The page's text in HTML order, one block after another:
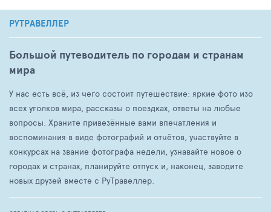
РУТРАВЕЛЛЕР
Большой путеводитель по городам и странам
мира
У нас есть всё, из чего состоит путешествие: яркие фото изо
всех уголков мира, рассказы о поездках, ответы на любые
вопросы. Храните привезённые вами впечатления и
воспоминания в виде фотографий и отчётов, участвуйте в
конкурсах на звание фотографа недели, узнавайте новое о
городах и странах, планируйте отпуск и, наконец, заводите
новых друзей вместе с РуТравеллер.